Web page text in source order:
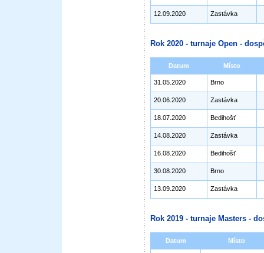
12.09.2020 Zastávka
Rok 2020 - turnaje Open -
Datum Místo
31.05.2020 Brno
20.06.2020 Zastávka
18.07.2020 Bedihošť
14.08.2020 Zastávka
16.08.2020 Bedihošť
30.08.2020 Brno
13.09.2020 Zastávka
Rok 2019 - turnaje Masters -
Datum Místo